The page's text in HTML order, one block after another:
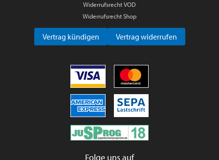
Widerrufsrecht VOD
Widerrufsrecht Shop
Vertrag kündigen Vertrag widerrufen
Folge uns auf